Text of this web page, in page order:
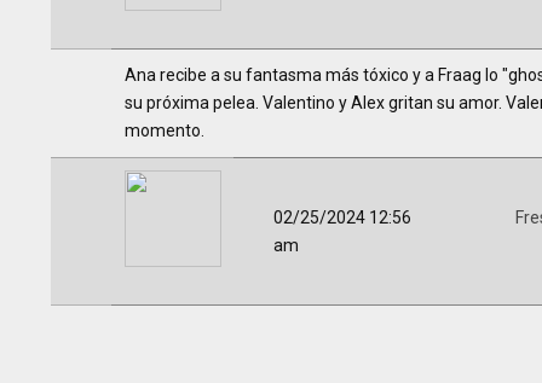
Ana recibe a su fantasma más tóxico y a Fraag lo
su próxima pelea. Valentino y Alex gritan su amor.
momento.
02/25/2024 12:56
am